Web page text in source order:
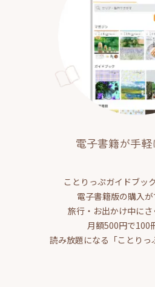
電子書籍が手軽
ことりっぷガイドブッ
電子書籍版の購入が
旅行・お出かけ中に
月額500円で100
読み放題になる「ことりっ